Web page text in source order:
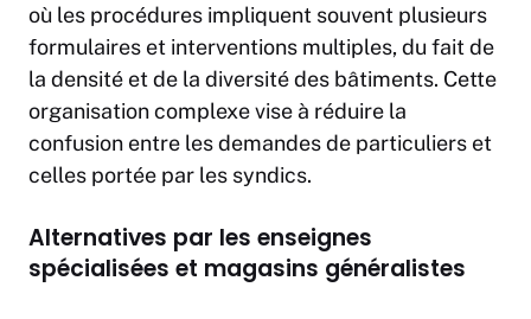
où les procédures impliquent souvent plusieurs
formulaires et interventions multiples, du fait de
la densité et de la diversité des bâtiments. Cette
organisation complexe vise à réduire la
confusion entre les demandes de particuliers et
celles portée par les syndics.
Alternatives par les enseignes
spécialisées et magasins généralistes